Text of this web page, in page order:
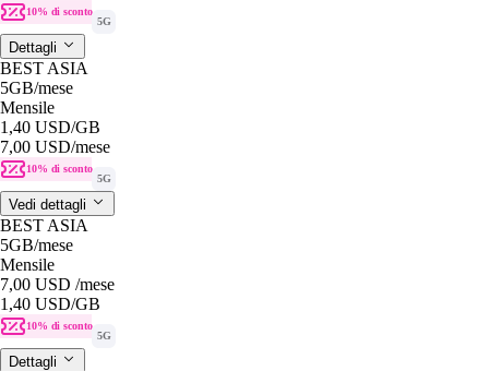
10% di sconto
5G
Dettagli
BEST ASIA
5GB/mese
Mensile
1,40 USD/GB
7,00 USD/mese
10% di sconto
5G
Vedi dettagli
BEST ASIA
5GB/mese
Mensile
7,00 USD /mese
1,40 USD/GB
10% di sconto
5G
Dettagli